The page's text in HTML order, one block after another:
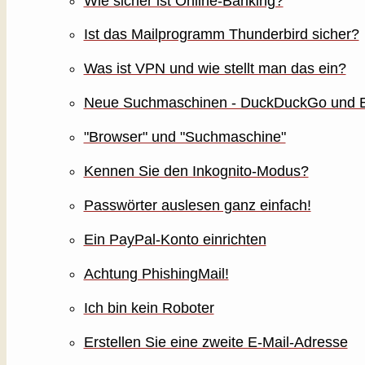
Ist das Mailprogramm Thunderbird sicher?
Was ist VPN und wie stellt man das ein?
Neue Suchmaschinen - DuckDuckGo und
"Browser" und "Suchmaschine"
Kennen Sie den Inkognito-Modus?
Passwörter auslesen ganz einfach!
Ein PayPal-Konto einrichten
Achtung PhishingMail!
Ich bin kein Roboter
Erstellen Sie eine zweite E-Mail-Adresse